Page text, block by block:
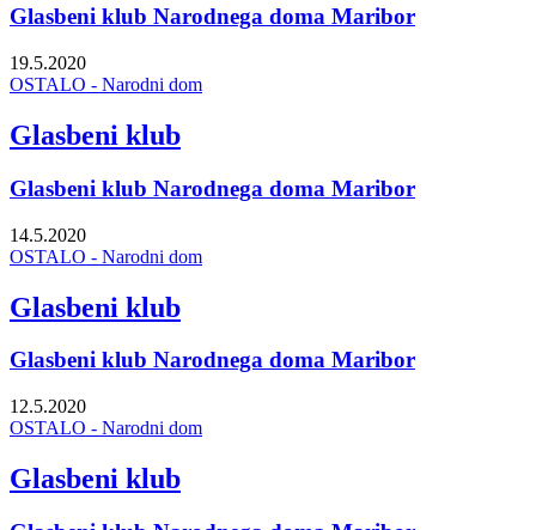
Glasbeni klub Narodnega doma Maribor
19.5.2020
OSTALO - Narodni dom
Glasbeni klub
Glasbeni klub Narodnega doma Maribor
14.5.2020
OSTALO - Narodni dom
Glasbeni klub
Glasbeni klub Narodnega doma Maribor
12.5.2020
OSTALO - Narodni dom
Glasbeni klub